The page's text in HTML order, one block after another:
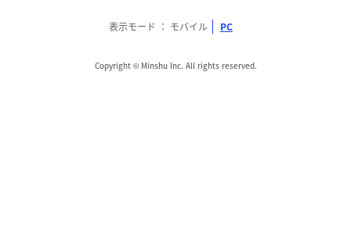
表示モード モバイル PC
Copyright © Minshu Inc. All rights reserved.